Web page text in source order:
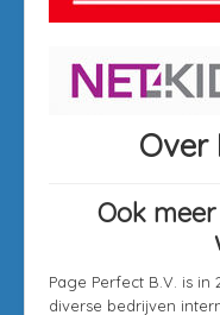
Over
Ook
Page Perfect B.V. is
diverse bedrijven